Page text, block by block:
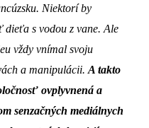
Niektorí by
dieťa s vodou z vane. Ale
vždy vnímal svoju
a manipulácii.A takto
ovplyvnená a
senzačných mediálnych